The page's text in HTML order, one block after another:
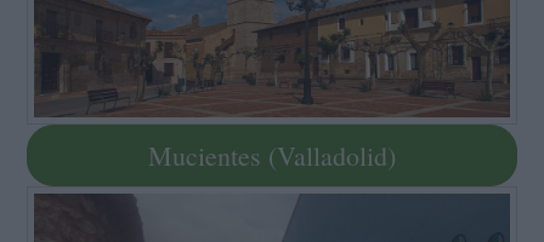
Mucientes (Valladolid)